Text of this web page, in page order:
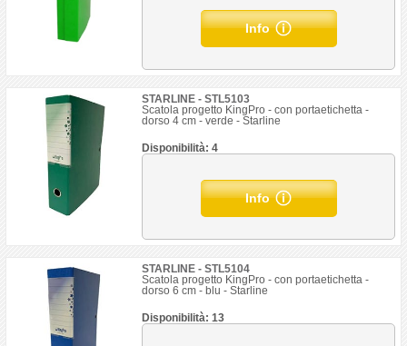
Info
STARLINE - STL5103
Scatola progetto KingPro - con portaetichetta -
dorso 4 cm - verde - Starline
Disponibilità: 4
Info
STARLINE - STL5104
Scatola progetto KingPro - con portaetichetta -
dorso 6 cm - blu - Starline
Disponibilità: 13